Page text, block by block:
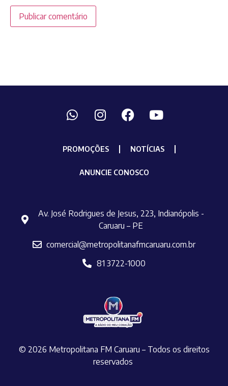
PROMOÇÕES NOTÍCIAS
ANUNCIE CONOSCO
Av. José Rodrigues de Jesus, 223, Indianópolis -
Caruaru – PE
comercial@metropolitanafmcaruaru.com.br
81 3722-1000
© 2026 Metropolitana FM Caruaru – Todos os direitos
reservados